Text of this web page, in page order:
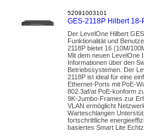
52091003101
GES-2118P Hilbert
Der LevelOne Hilbert
Funktionalität und
2118P bietet 16 (10M/
Mit dem neuen LevelOne
Informationen über den
Betriebssystemen. Der
2118P ist ideal für eine
Ethernet-Ports mit PoE-
802.3af/at PoE-konform
9K-Jumbo-Frames zur
VLAN ermöglicht
Warteschlangen
fortschrittliche
basiertes Smart Lite